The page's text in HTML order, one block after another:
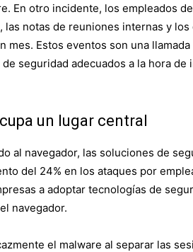
En otro incidente, los empleados de
notas de reuniones internas y los
Estos eventos son una
seguridad adecuados a la hora de
un lugar central
al navegador, las soluciones de
del 24% en los ataques por
a adoptar tecnologías de
navegador.
el malware al separar las